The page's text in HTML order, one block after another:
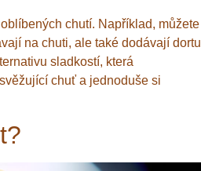
chutí. Například, můžete
na chuti, ale také dodávají dortu
sladkostí, která
chuť a jednoduše si